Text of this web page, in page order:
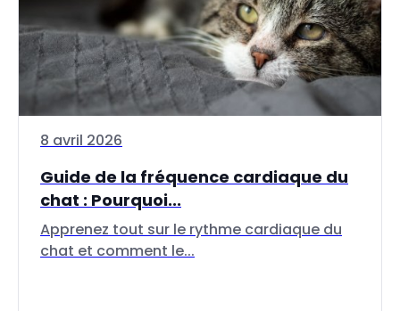
8 avril 2026
Guide de la fréquence cardiaque du
chat : Pourquoi...
Apprenez tout sur le rythme cardiaque du
chat et comment le...